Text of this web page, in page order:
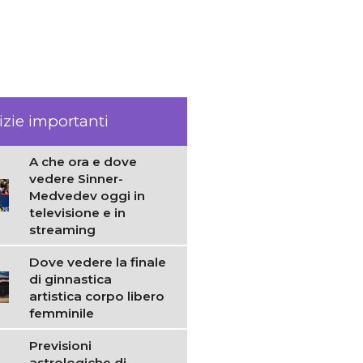
importanti
A che ora e dove
vedere Sinner-
Medvedev oggi in
televisione e in
streaming
Dove vedere la finale
di ginnastica
artistica corpo libero
femminile
Previsioni